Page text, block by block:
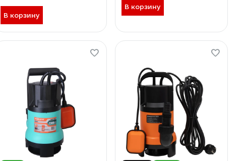
В корзину
В корзину